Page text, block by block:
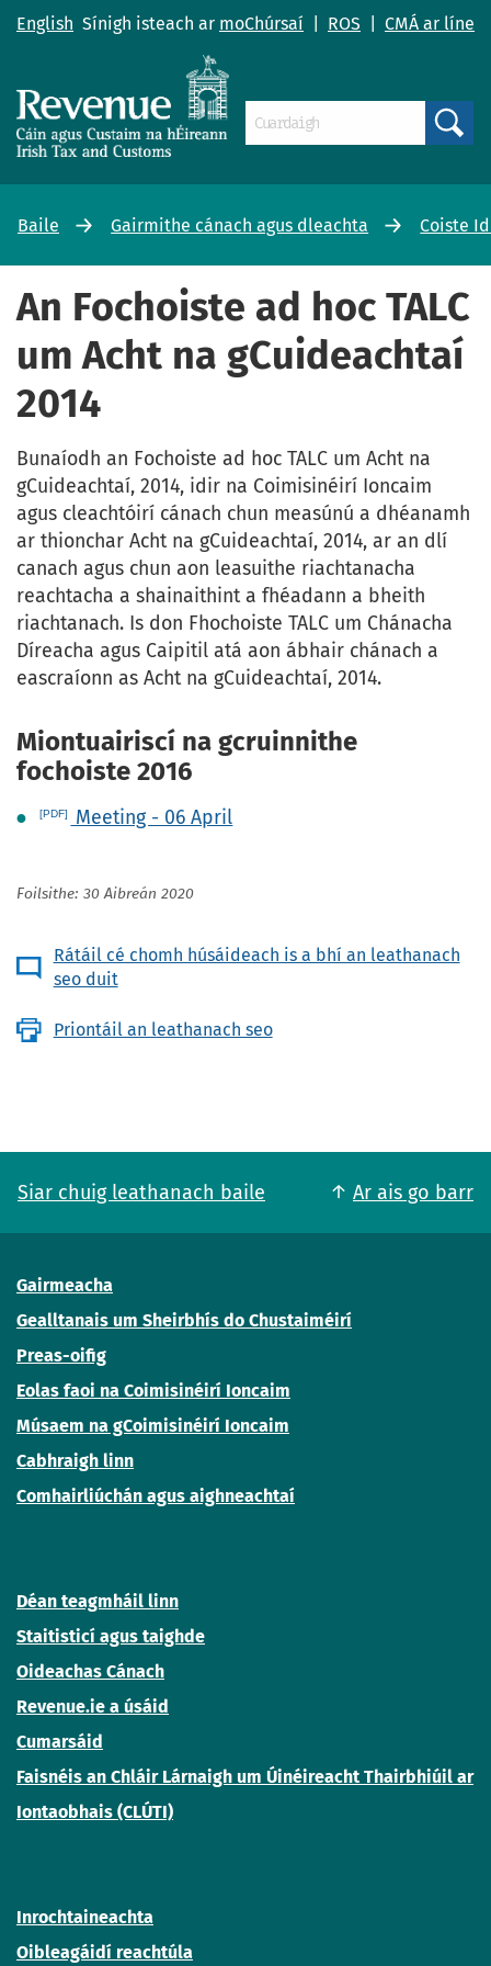
English Sínigh isteach ar moChúrsaí ROS CMÁ ar líne
Baile Gairmithe cánach agus dleachta Coiste
An Fochoiste ad hoc TALC
um Acht na gCuideachtaí
2014
Bunaíodh an Fochoiste ad hoc TALC um Acht na
gCuideachtaí, 2014, idir na Coimisinéirí Ioncaim
agus cleachtóirí cánach chun measúnú a dhéanamh
ar thionchar Acht na gCuideachtaí, 2014, ar an dlí
canach agus chun aon leasuithe riachtanacha
reachtacha a shainaithint a fhéadann a bheith
riachtanach. Is don Fhochoiste TALC um Chánacha
Díreacha agus Caipitil atá aon ábhair chánach a
eascraíonn as Acht na gCuideachtaí, 2014.
Miontuairiscí na gcruinnithe
fochoiste 2016
Meeting - 06 April
Foilsithe: 30 Aibreán 2020
Rátáil cé chomh húsáideach is a bhí an leathanach
seo duit
Priontáil an leathanach seo
Siar chuig leathanach baile Ar ais go barr
Gairmeacha
Gealltanais um Sheirbhís do Chustaiméirí
Preas-oifig
Eolas faoi na Coimisinéirí Ioncaim
Músaem na gCoimisinéirí Ioncaim
Cabhraigh linn
Comhairliúchán agus aighneachtaí
Déan teagmháil linn
Staitisticí agus taighde
Oideachas Cánach
Revenue.ie a úsáid
Cumarsáid
Faisnéis an Chláir Lárnaigh um Úinéireacht Thairbhiúil ar
Iontaobhais (CLÚTI)
Inrochtaineachta
Oibleagáidí reachtúla